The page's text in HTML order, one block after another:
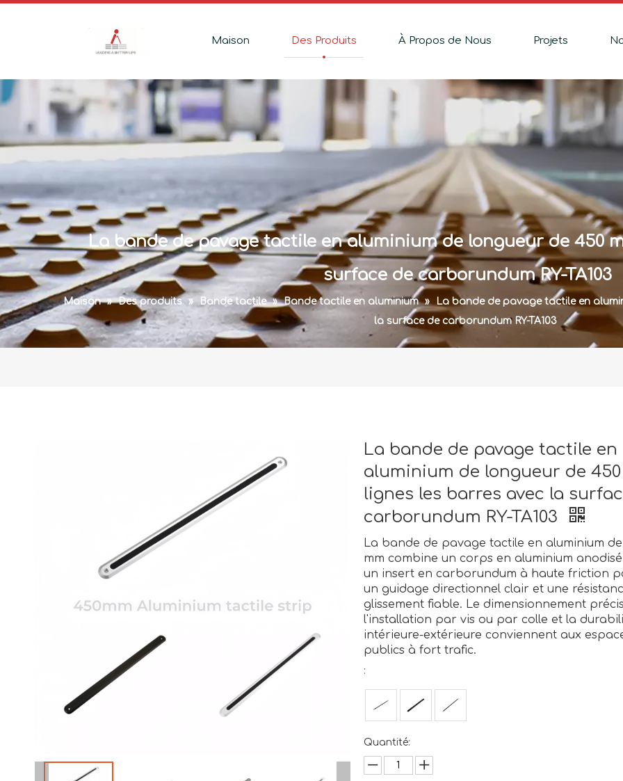
Maison Des Produits À Propos de Nous Projets
La bande de pavage tactile en aluminium de longueur de 450
surface de carborundum RY-TA103
Maison » Des produits » Bande tactile » Bande tactile en aluminium » La bande de pavage tactile en
la surface de carborundum RY-TA103
La bande de pavage tactile en
aluminium de longueur de
lignes les barres avec la
carborundum RY-TA103
La bande de pavage tactile en aluminium de
mm combine un corps en aluminium
un insert en carborundum à haute friction
un guidage directionnel clair et une
glissement fiable. Le dimensionnement
l'installation par vis ou par colle et la
intérieure-extérieure conviennent aux
publics à fort trafic.
:
Quantité: